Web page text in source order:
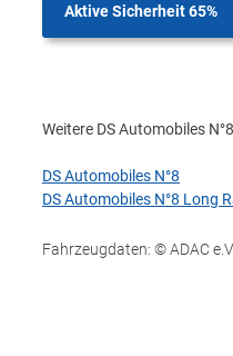
Aktive Sicherheit 65%
Weitere DS Automobiles
DS Automobiles N°8
DS Automobiles N°8 Long
Fahrzeugdaten: © ADAC e.V.